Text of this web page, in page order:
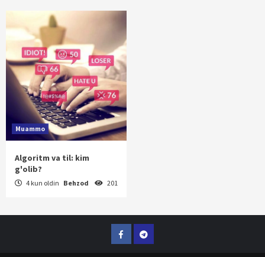
Muammo
Algoritm va til: kim
g'olib?
4 kun oldin Behzod 201
FacebookTelegram